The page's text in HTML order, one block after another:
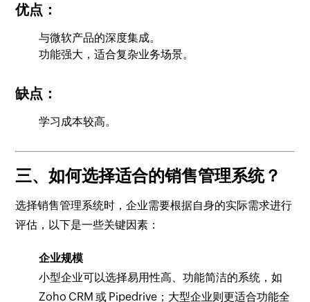
优点：
与微软产品的深度集成。
功能强大，适合复杂业务场景。
缺点：
学习成本较高。
三、如何选择适合的销售管理系统？
选择销售管理系统时，企业需要根据自身的实际需求进行
评估，以下是一些关键因素：
企业规模
小型企业可以选择易用性高、功能简洁的系统，如
Zoho CRM 或 Pipedrive；大型企业则更适合功能全